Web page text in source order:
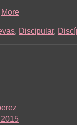
More
, Discipular,